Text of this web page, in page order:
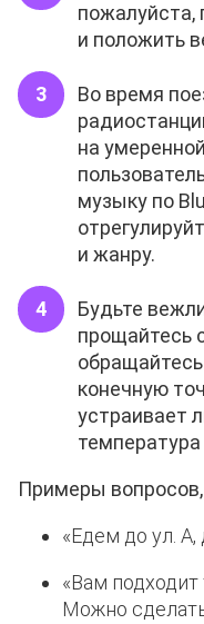
пожалуйста,
и положить
Во время
на
музыку по
и жанру.
Будьте
прощайтесь
конечную
устраивает
Примеры
«Едем до ул.
«Вам
Можно